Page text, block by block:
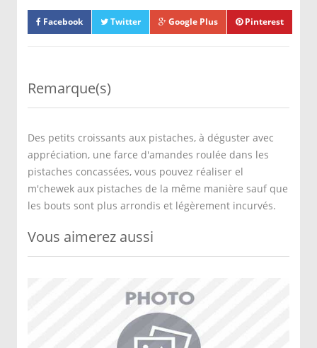
Facebook Twitter Google Plus Pinterest
Remarque(s)
Des petits croissants aux pistaches, à déguster avec
appréciation, une farce d'amandes roulée dans les
pistaches concassées, vous pouvez réaliser el
m'chewek aux pistaches de la même manière sauf que
les bouts sont plus arrondis et légèrement incurvés.
Vous aimerez aussi